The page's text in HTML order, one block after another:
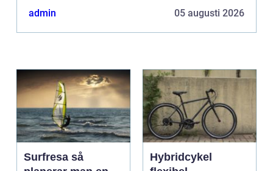
gäster som ska stanna över en l&a...
admin 05 augusti 2026
Surfresa så
Hybridcykel